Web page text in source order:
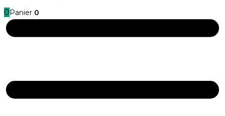
0 Panier 0